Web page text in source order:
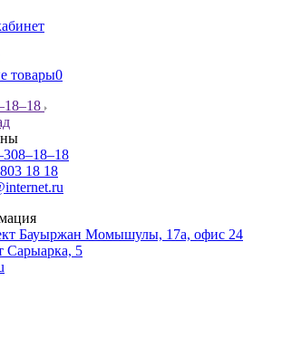
товары0
18 18
Бауыржан Момышулы, 17а, офис 24
Сарыарка, 5